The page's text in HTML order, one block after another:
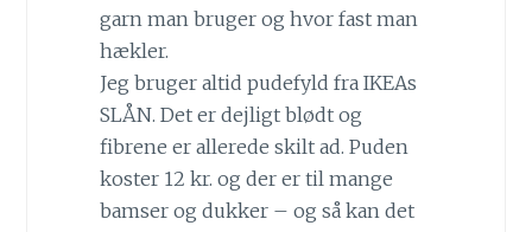
garn man bruger og hvor fast man
hækler.
Jeg bruger altid pudefyld fra IKEAs
SLÅN. Det er dejligt blødt og
fibrene er allerede skilt ad. Puden
koster 12 kr. og der er til mange
bamser og dukker – og så kan det